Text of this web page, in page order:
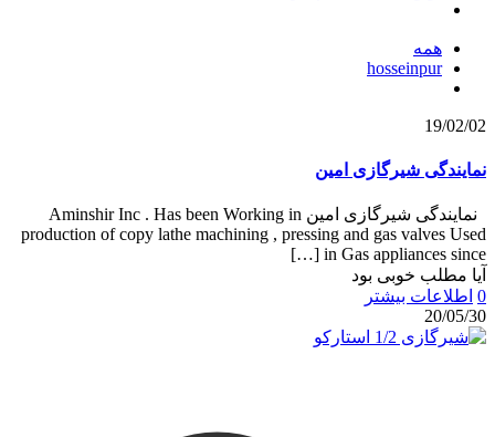
همه
hosseinpur
19/02/02
نمایندگی شیرگازی امین
نمایندگی شیرگازی امین Aminshir Inc . Has been Working in
production of copy lathe machining , pressing and gas valves Used
in Gas appliances since
[…]
آیا مطلب خوبی بود
0 اطلاعات بیشتر
20/05/30